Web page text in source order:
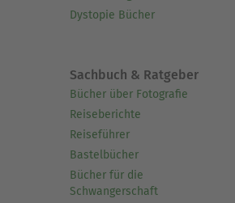
Dystopie Bücher
Sachbuch & Ratgeber
Bücher über Fotografie
Reiseberichte
Reiseführer
Bastelbücher
Bücher für die
Schwangerschaft